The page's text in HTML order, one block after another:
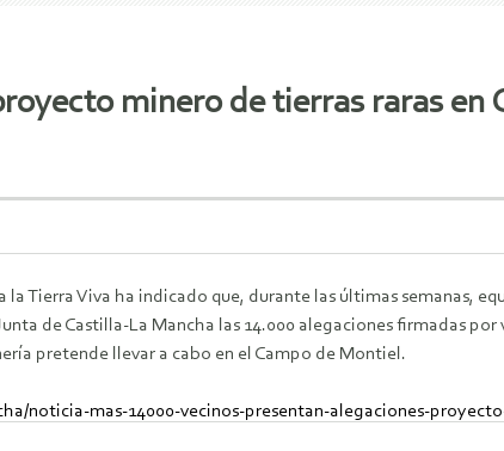
minero de tierras raras en
la Tierra Viva ha indicado que, durante las últimas semanas,
de Castilla-La Mancha las 14.000 alegaciones firmadas por
pretende llevar a cabo en el Campo de Montiel.
noticia-mas-14000-vecinos-presentan-alegaciones-